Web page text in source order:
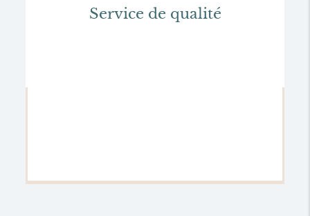
Service de qualité